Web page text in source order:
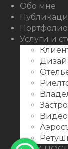
Обо мне
Портфолио
Услуги и